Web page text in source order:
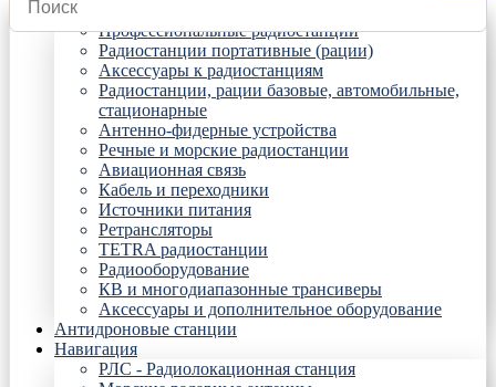
Радиостанции
Профессиональные радиостанции
Радиостанции портативные (рации)
Аксессуары к радиостанциям
Радиостанции, рации базовые, автомобильные,
стационарные
Антенно-фидерные устройства
Речные и морские радиостанции
Авиационная связь
Кабель и переходники
Источники питания
Ретрансляторы
TETRA радиостанции
Радиооборудование
КВ и многодиапазонные трансиверы
Аксессуары и дополнительное оборудование
Антидроновые станции
Навигация
РЛС - Радиолокационная станция